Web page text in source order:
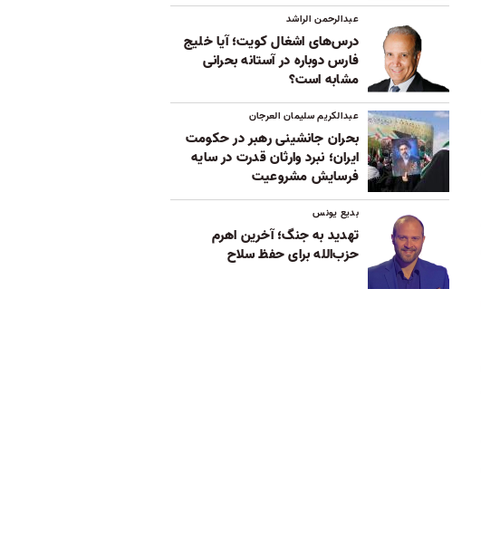
عبدالرحمن الراشد
درس‌های اشغال کویت؛ آیا خلیج
فارس دوباره در آستانه بحرانی
مشابه است؟
عبدالکریم سلیمان العرجان
بحران جانشینی رهبر در حکومت
ایران؛ نبرد وارثان قدرت در سایه
فرسایش مشروعیت
بدیع یونس
تهدید به جنگ؛ آخرین اهرم
حزب‌الله برای حفظ سلاح